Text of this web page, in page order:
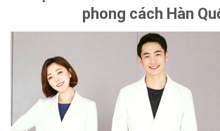
phong cách Hàn